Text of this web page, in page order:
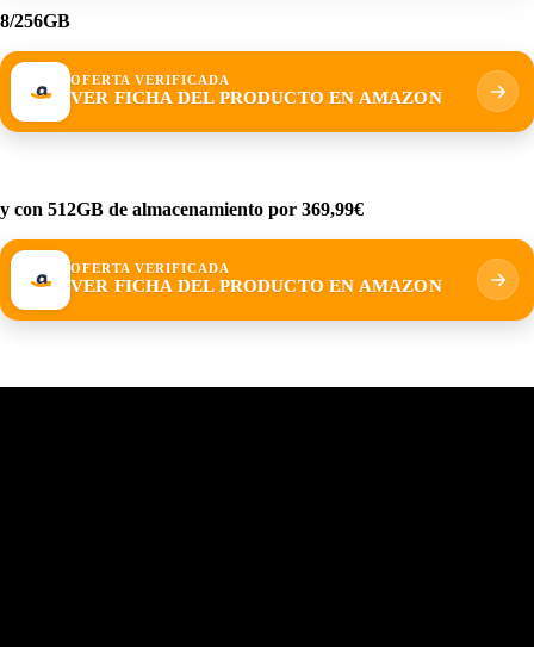
8/256GB
OFERTA VERIFICADA
VER FICHA DEL PRODUCTO EN AMAZON
y con 512GB de almacenamiento por 369,99€
OFERTA VERIFICADA
VER FICHA DEL PRODUCTO EN AMAZON